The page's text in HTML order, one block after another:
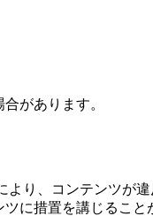
があります。
り、コンテンツが
に措置を講じること